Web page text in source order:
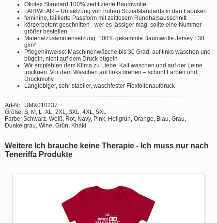
Ökotex Standard 100% zertifizierte Baumwolle
FAIRWEAR – Umsetzung von hohen Sozialstandards in den Fabriken
feminine, taillierte Passform mit zeitlosem Rundhalsausschnitt
körperbetont geschnitten - wer es lässiger mag, sollte eine Nummer
größer bestellen
Materialzusammensetzung: 100% gekämmte Baumwolle Jersey 130
g/m²
Pflegehinweise: Maschinenwäsche bis 30 Grad, auf links waschen und
bügeln, nicht auf dem Druck bügeln
Wir empfehlen dem Klima zu Liebe: Kalt waschen und auf der Leine
trocknen. Vor dem Waschen auf links drehen – schont Farben und
Druckmotiv
Langlebiger, sehr stabiler, waschfester Flexfolienaufdruck
Art-Nr.: UMK010237
Größe: S, M, L, XL, 2XL, 3XL, 4XL, 5XL
Farbe: Schwarz, Weiß, Rot, Navy, Pink, Hellgrün, Orange, Blau, Grau,
Dunkelgrau, Wine, Grün, Khaki
Weitere Ich brauche keine Therapie - Ich muss nur nach
Teneriffa Produkte